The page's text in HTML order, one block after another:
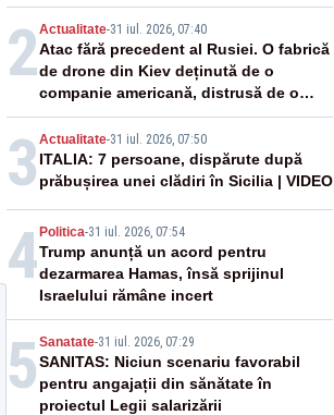
devin tropicale
2Actualitate-31 iul. 2026, 07:40
Atac fără precedent al Rusiei. O fabrică
de drone din Kiev deținută de o
companie americană, distrusă de o
rachetă rusească
3 Actualitate-31 iul. 2026, 07:50
ITALIA: 7 persoane, dispărute după
prăbușirea unei clădiri în Sicilia | VIDEO
4 Politica-31 iul. 2026, 07:54
Trump anunță un acord pentru
dezarmarea Hamas, însă sprijinul
Israelului rămâne incert
5 Sanatate-31 iul. 2026, 07:29
SANITAS: Niciun scenariu favorabil
pentru angajații din sănătate în
proiectul Legii salarizării